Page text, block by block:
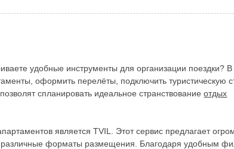
удобные инструменты для организации
оформить перелёты, подключить туристическую
спланировать идеальное странствованиеотдых
является TVIL. Этот сервис предлагает
форматы размещения. Благодаря удобным